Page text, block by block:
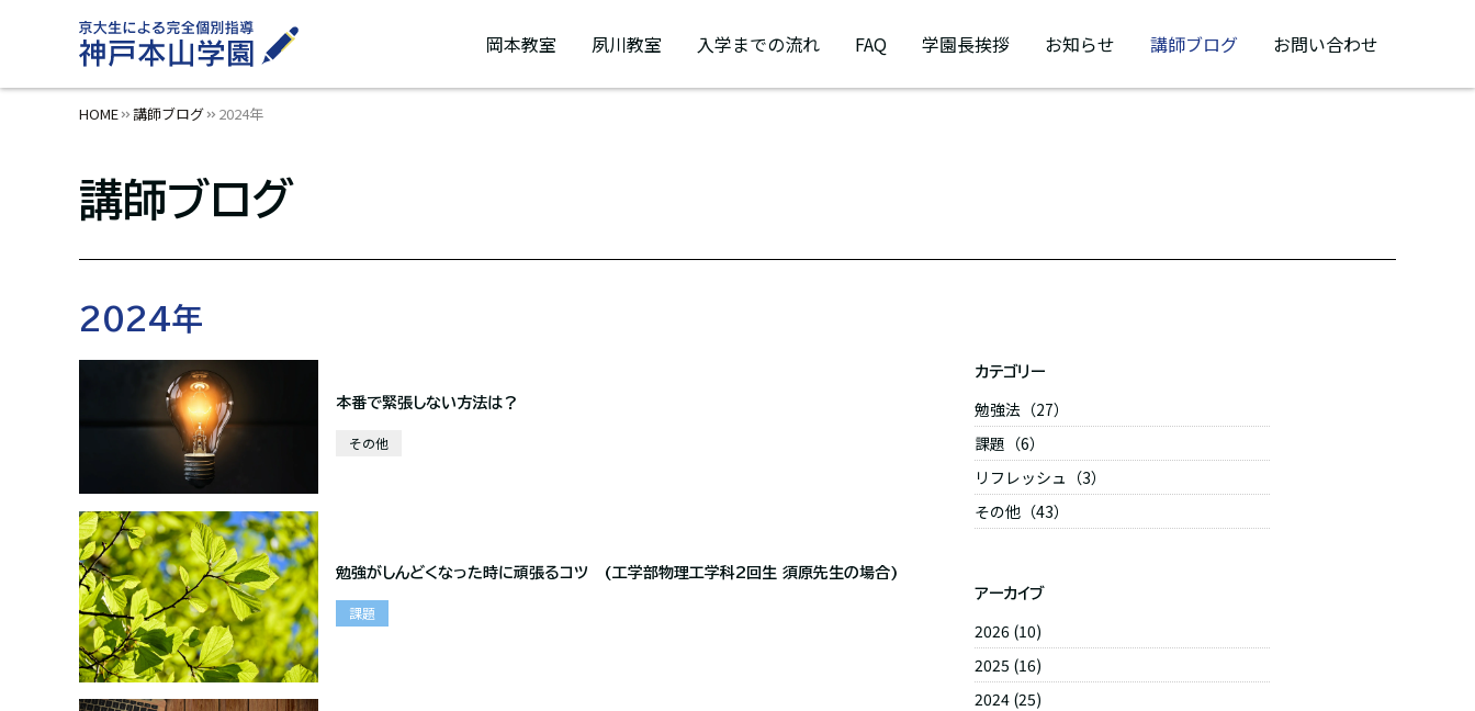
岡本教室 夙川教室 入学までの流れ FAQ 学園長挨拶 お知らせ 講師ブログ お問い合わせ
HOME 講師ブログ 2024年
講師ブログ
2024年
本番で緊張しない方法は？
その他
勉強がしんどくなった時に頑張るコツ (工学部物理工学科2回生 須原先生の場合)
課題
カテゴリー
勉強法（27）
課題（6）
リフレッシュ（3）
その他（43）
アーカイブ
2026 (10)
2025 (16)
2024 (25)